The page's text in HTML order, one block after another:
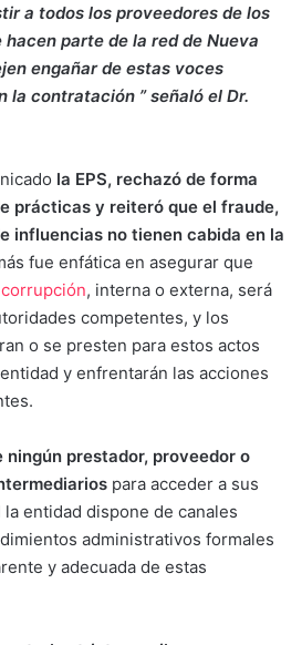
a todos los proveedores de los
parte de la red de Nueva
engañar de estas voces
la contratación ” señaló el Dr.
la EPS, rechazó de forma
prácticas y reiteró que el fraude,
influencias no tienen cabida en la
fue enfática en asegurar que
corrupción, interna o externa, será
competentes, y los
o se presten para estos actos
y enfrentarán las acciones
ningún prestador, proveedor o
para acceder a sus
la entidad dispone de canales
administrativos formales
y adecuada de estas